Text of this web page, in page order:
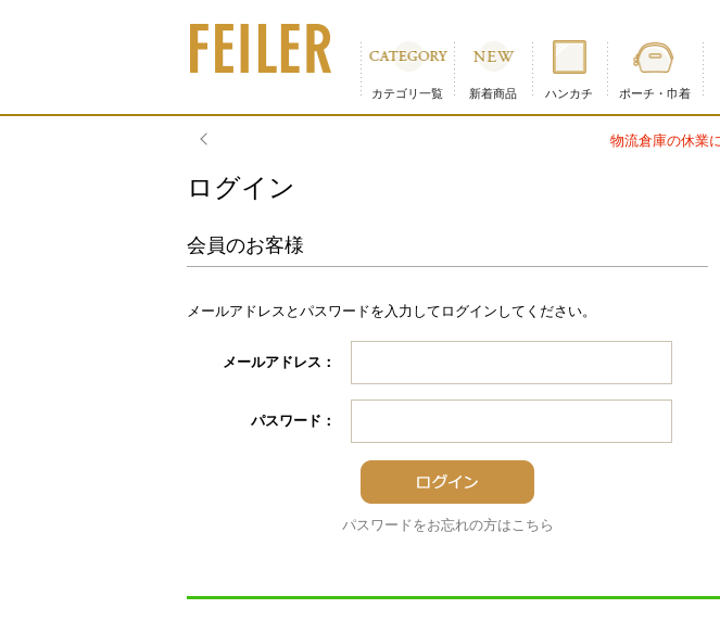
カテゴリ一覧 新着商品 ハンカチ ポーチ・巾着
ログイン
会員のお客様
メールアドレスとパスワードを入力してログインしてください。
メールアドレス：
パスワード：
パスワードをお忘れの方はこちら